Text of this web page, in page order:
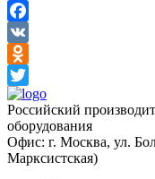
Facebook
VK
Odnoklassniki
Twitter
Российский
оборудования
Офис: г. Москва, ул.
Марксистская)